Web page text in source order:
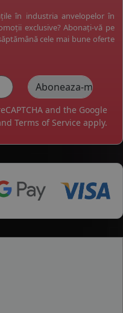
în industria anvelopelor în
exclusive? Abonați-vă pe
cele mai bune oferte
and the Google
Terms of Service apply.